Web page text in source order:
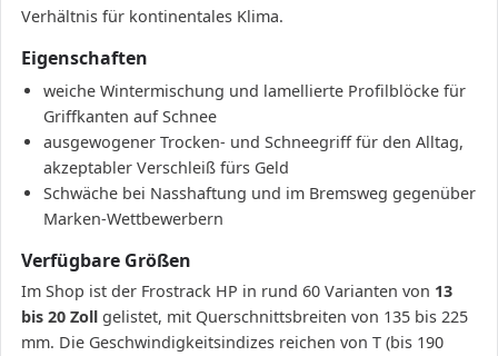
Verhältnis für kontinentales Klima.
Eigenschaften
weiche Wintermischung und lamellierte Profilblöcke für
Griffkanten auf Schnee
ausgewogener Trocken- und Schneegriff für den Alltag,
akzeptabler Verschleiß fürs Geld
Schwäche bei Nasshaftung und im Bremsweg gegenüber
Marken-Wettbewerbern
Verfügbare Größen
Im Shop ist der Frostrack HP in rund 60 Varianten von 13
bis 20 Zoll gelistet, mit Querschnittsbreiten von 135 bis 225
mm. Die Geschwindigkeitsindizes reichen von T (bis 190